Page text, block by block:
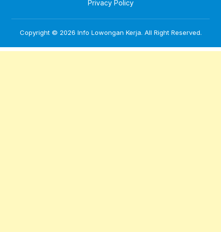
Privacy Policy
Copyright © 2026 Info Lowongan Kerja. All Right Reserved.